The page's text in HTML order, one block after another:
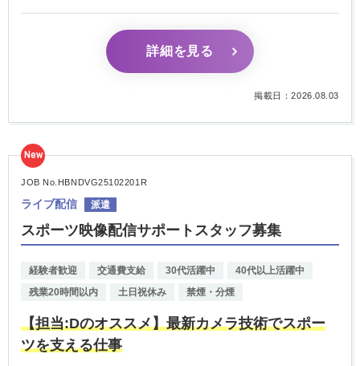
詳細を見る
掲載日：2026.08.03
JOB No.HBNDVG25102201R
ライブ配信 派遣
スポーツ映像配信サポートスタッフ募集
経験者歓迎 交通費支給 30代活躍中
40代以上活躍中
残業20時間以内
土日祝休み 禁煙・分煙
【担当:Dのオススメ】最新カメラ技術でスポー
ツを支える仕事
New